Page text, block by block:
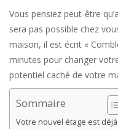
Vous pensiez peut-être
sera pas possible chez
maison, il est écrit «
minutes pour changer
potentiel caché de votre
Sommaire
Votre nouvel étage est déjà